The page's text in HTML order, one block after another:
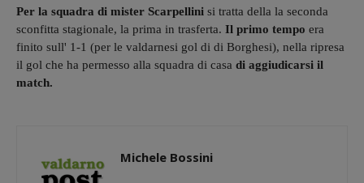
Per la squadra di mister Scarpellini si tratta della la seconda
sconfitta stagionale, la prima in trasferta. Il primo tempo era
finito sull' 1-1 (per le valdarnesi gol di di Borghesi), nella ripresa
il gol che ha permesso alla squadra di casa di aggiudicarsi il
match.
Michele Bossini